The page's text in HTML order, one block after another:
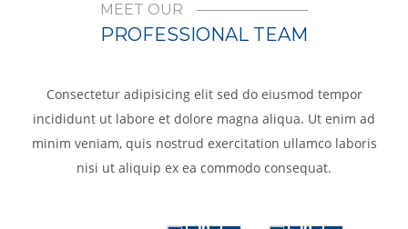
MEET OUR
PROFESSIONAL TEAM
Consectetur adipisicing elit sed do eiusmod tempor
incididunt ut labore et dolore magna aliqua. Ut enim ad
minim veniam, quis nostrud exercitation ullamco laboris
nisi ut aliquip ex ea commodo consequat.